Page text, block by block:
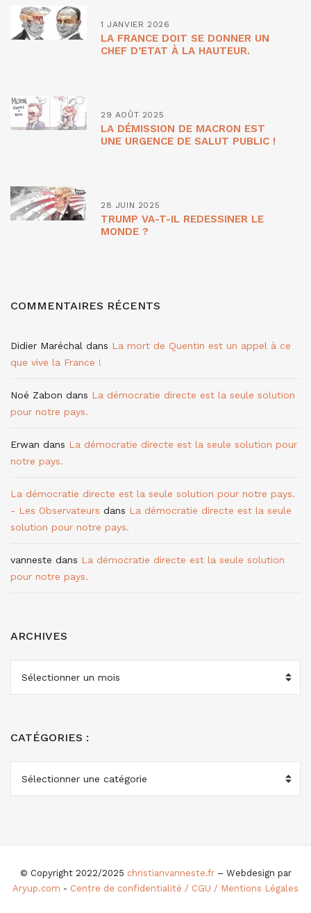
1 JANVIER 2026
LA FRANCE DOIT SE DONNER UN
CHEF D’ETAT À LA HAUTEUR.
29 AOÛT 2025
LA DÉMISSION DE MACRON EST
UNE URGENCE DE SALUT PUBLIC !
28 JUIN 2025
TRUMP VA-T-IL REDESSINER LE
MONDE ?
COMMENTAIRES RÉCENTS
Didier Maréchal dans La mort de Quentin est un appel à ce
que vive la France !
Noé Zabon dans La démocratie directe est la seule solution
pour notre pays.
Erwan dans La démocratie directe est la seule solution pour
notre pays.
La démocratie directe est la seule solution pour notre pays.
- Les Observateurs dans La démocratie directe est la seule
solution pour notre pays.
vanneste dans La démocratie directe est la seule solution
pour notre pays.
ARCHIVES
CATÉGORIES :
© Copyright 2022/2025 christianvanneste.fr– Webdesign par
Aryup.com - Centre de confidentialité / CGU / Mentions Légales